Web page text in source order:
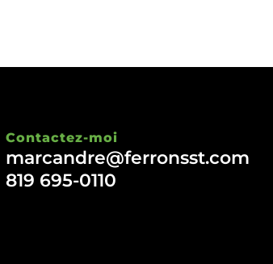
Contactez-moi
marcandre@ferronsst.com
819 695-0110